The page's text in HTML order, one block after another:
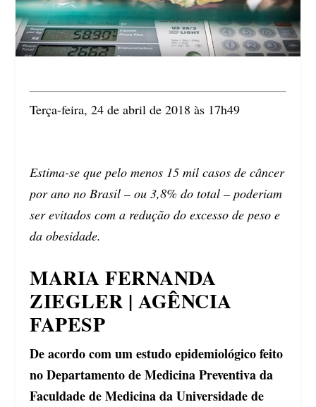
Terça-feira, 24 de abril de 2018 às 17h49
Estima-se que pelo menos 15 mil casos de câncer
por ano no Brasil – ou 3,8% do total – poderiam
ser evitados com a redução do excesso de peso e
da obesidade.
MARIA FERNANDA
ZIEGLER | AGÊNCIA
FAPESP
De acordo com um estudo epidemiológico feito
no Departamento de Medicina Preventiva da
Faculdade de Medicina da Universidade de